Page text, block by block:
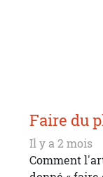
Faire du
Il y a 2 mois
Comment